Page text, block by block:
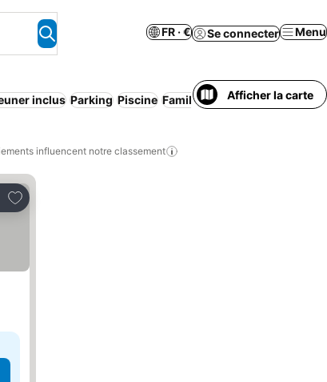
FR · € Se connecter Menu
inclus Parking Piscine Familles Animaux acceptés
Afficher la carte
influencent notre classement
Ajouter à mes favoris